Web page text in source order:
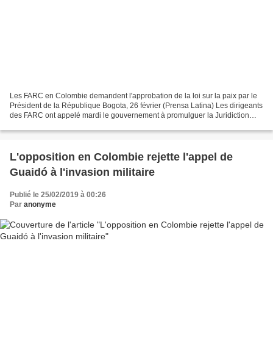
Les FARC en Colombie demandent l'approbation de la loi sur la paix par le
Président de la République Bogota, 26 février (Prensa Latina) Les dirigeants
des FARC ont appelé mardi le gouvernement à promulguer la Juridiction
L'opposition en Colombie rejette l'appel de
Guaidó à l'invasion militaire
Publié le 25/02/2019 à 00:26
Par anonyme